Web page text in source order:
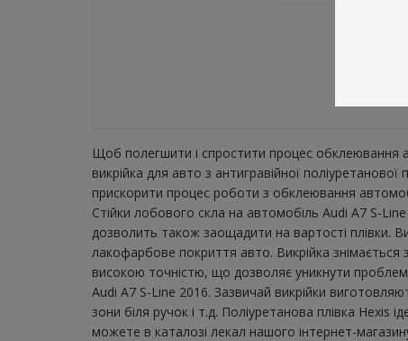
Щоб полегшити і спростити процес обклеювання
викрійка для авто з антигравійної
прискорити процес роботи з обклеювання
Стійки лобового скла на автомобіль Audi A7 S-
дозволить також заощадити на вартості плівки.
лакофарбове покриття авто. Викрійка знімається
високою точністю, що дозволяє уникнути
Audi A7 S-Line 2016. Зазвичай викрійки
зони біля ручок і т.д. Поліуретанова плівка
можете в каталозі лекал нашого інтернет-